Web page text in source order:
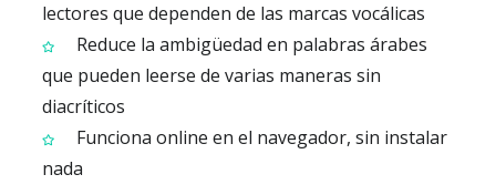
lectores que dependen de las marcas vocálicas
Reduce la ambigüedad en palabras árabes
que pueden leerse de varias maneras sin
diacríticos
Funciona online en el navegador, sin instalar
nada